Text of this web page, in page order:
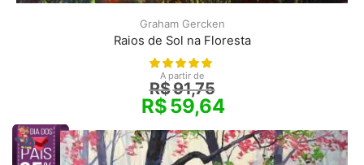
Graham Gercken
Raios de Sol na Floresta
A partir de
R$91,75
R$59,64